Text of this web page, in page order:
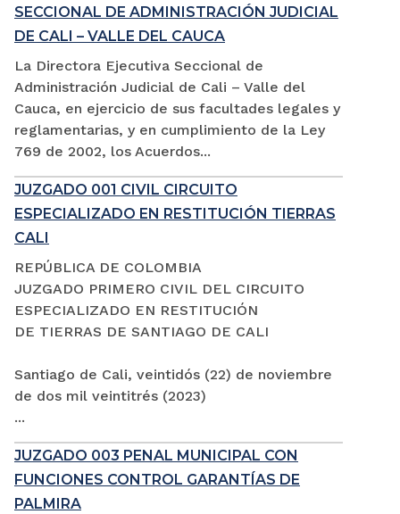
SECCIONAL DE ADMINISTRACIÓN JUDICIAL
DE CALI – VALLE DEL CAUCA
La Directora Ejecutiva Seccional de
Administración Judicial de Cali – Valle del
Cauca, en ejercicio de sus facultades legales y
reglamentarias, y en cumplimiento de la Ley
769 de 2002, los Acuerdos...
JUZGADO 001 CIVIL CIRCUITO
ESPECIALIZADO EN RESTITUCIÓN TIERRAS
CALI
REPÚBLICA DE COLOMBIA
JUZGADO PRIMERO CIVIL DEL CIRCUITO
ESPECIALIZADO EN RESTITUCIÓN
DE TIERRAS DE SANTIAGO DE CALI
Santiago de Cali, veintidós (22) de noviembre
de dos mil veintitrés (2023)
...
JUZGADO 003 PENAL MUNICIPAL CON
FUNCIONES CONTROL GARANTÍAS DE
PALMIRA